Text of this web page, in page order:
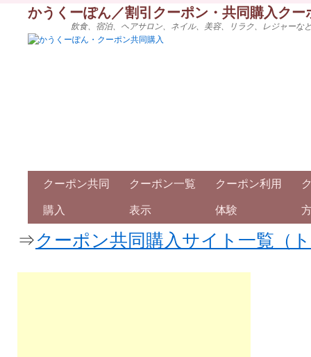
かうくーぽん／割引クーポン・共同購入ク
飲食、宿泊、ヘアサロン、ネイル、美容、リラク、レジャー
クーポン共同
購入
クーポン一覧
表示
クーポン利用
体験
⇒クーポン共同購入サイト一覧（